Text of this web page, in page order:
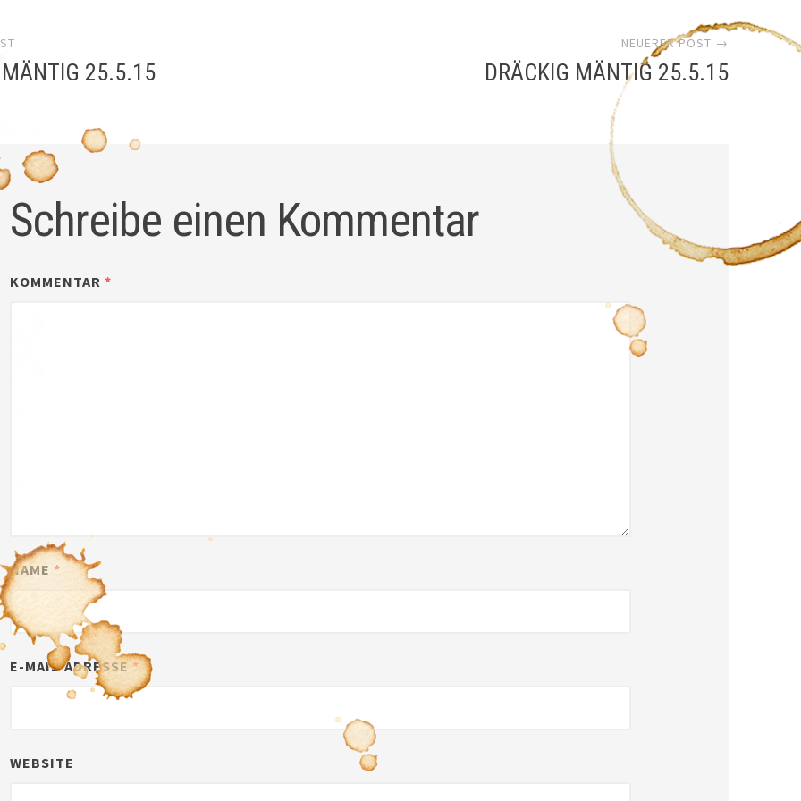
MÄNTIG 25.5.15
NEUERER POST →
DRÄCKIG MÄNTIG 25.5.15
Schreibe einen Kommentar
KOMMENTAR*
NAME *
E-MAIL-ADRESSE*
WEBSITE